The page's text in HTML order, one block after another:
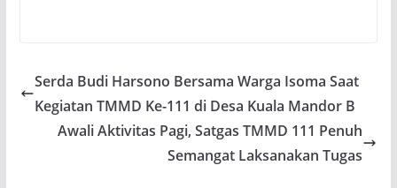
Serda Budi Harsono Bersama Warga Isoma Saat
Kegiatan TMMD Ke-111 di Desa Kuala Mandor B
Awali Aktivitas Pagi, Satgas TMMD 111 Penuh
Semangat Laksanakan Tugas